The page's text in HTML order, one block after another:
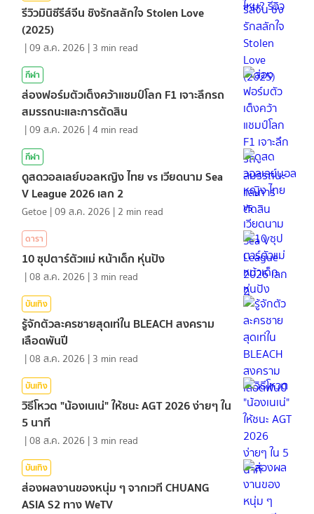
รีวิวมินิซีรีส์จีน ชิงรักสลักใจ Stolen Love
(2025)
|09 ส.ค. 2026 | 3 min read
กีฬา
ส่องฟอร์มตัวเต็งคว้าแชมป์โลก F1 เจาะลึกรถ
สมรรถนะและการตัดสิน
|09 ส.ค. 2026 |4 min read
กีฬา
ดูสดวอลเลย์บอลหญิง ไทย vs เวียดนาม Sea
V League 2026 เลก 2
Getoe |09 ส.ค. 2026 | 2 min read
ดารา
10 ซุปตาร์ตัวแม่ หน้าเด็ก หุ่นปัง
|08 ส.ค. 2026 | 3 min read
บันเทิง
รู้จักตัวละครชายสุดเท่ใน BLEACH สงคราม
เลือดพันปี
|08 ส.ค. 2026 | 3 min read
บันเทิง
วิธีโหวต "น้องเนเน่" ให้ชนะ AGT 2026 ง่ายๆ ใน
5 นาที
|08 ส.ค. 2026 | 3 min read
บันเทิง
ส่องผลงานของหนุ่ม ๆ จากเวที CHUANG
ASIA S2 ทาง WeTV